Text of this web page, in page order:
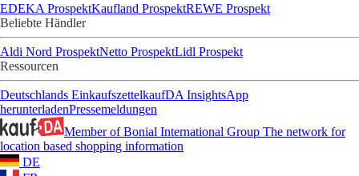
EDEKA ProspektKaufland ProspektREWE Prospekt
Beliebte Händler
Aldi Nord ProspektNetto ProspektLidl Prospekt
Ressourcen
Deutschlands EinkaufszettelkaufDA InsightsApp
herunterladenPressemeldungen
Member of Bonial International Group The network for
location based shopping information
DE